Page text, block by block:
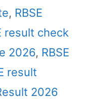
, RBSE
result check
2026, RBSE
result
2026